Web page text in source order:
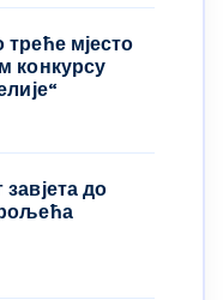
треће мјесто
конкурсу
до